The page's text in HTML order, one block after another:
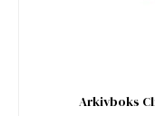
Arkivboks